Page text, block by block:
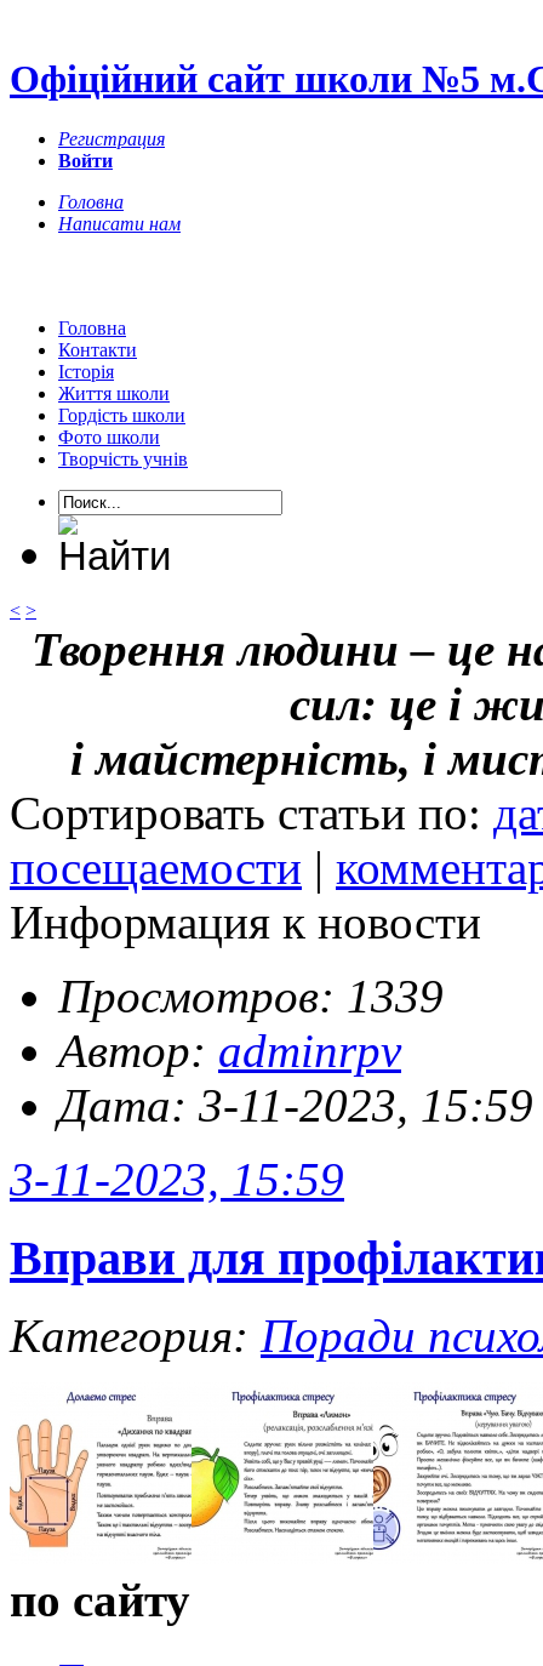
Офіційний сайт школи №5
Регистрация
Войти
Головна
Написати нам
Головна
Контакти
Історія
Життя школи
Гордість школи
Фото школи
Творчість учнів
< >
Творення людини – це
сил: це і
і майстерність, і
Сортировать статьи по:
посещаемости |
Информация к новости
Просмотров: 1339
Автор: adminrpv
Дата: 3-11-2023, 15:59
3-11-2023, 15:59
Вправи для
Категория: Поради
по сайту